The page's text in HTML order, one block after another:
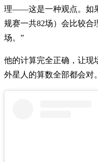
理——这是一种观点。如
规赛一共82场）会比较合
场。”
他的计算完全正确，让现
外星人的算数全部都会对